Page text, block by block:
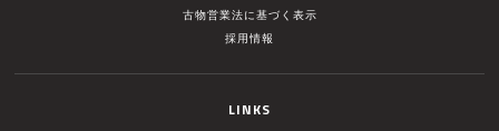
古物営業法に基づく表示
採用情報
LINKS